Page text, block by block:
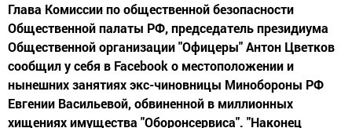
Глава Комиссии по общественной безопасности
Общественной палаты РФ, председатель президиума
Общественной организации "Офицеры" Антон Цветков
сообщил у себя в Facebook о местоположении и
нынешних занятиях экс-чиновницы Минобороны РФ
Евгении Васильевой, обвиненной в миллионных
хищениях имущества "Оборонсервиса". "Наконец